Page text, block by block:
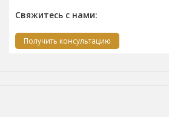
Свяжитесь с нами:
Получить консультацию